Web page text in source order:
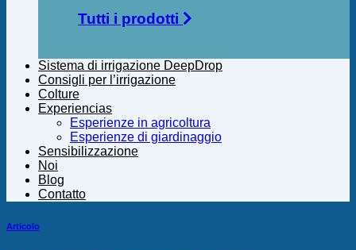
Tutti i prodotti
Sistema di irrigazione DeepDrop
Consigli per l’irrigazione
Colture
Experiencias
Esperienze in agricoltura
Esperienze di giardinaggio
Sensibilizzazione
Noi
Blog
Contatto
Articolo